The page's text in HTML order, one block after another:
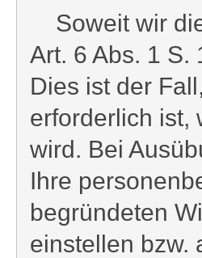
Soweit wir
Art. 6 Abs. 1
Dies ist der
erforderlich ist,
wird. Bei
Ihre
begründeten
einstellen bzw.